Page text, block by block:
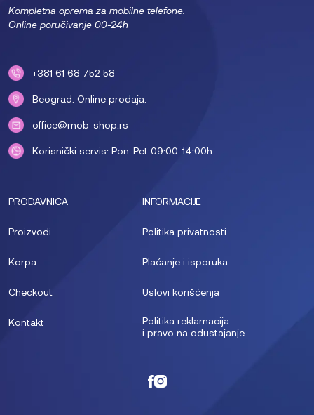
Kompletna oprema za mobilne telefone.
Online poručivanje 00-24h
+381 61 68 752 58
Beograd. Online prodaja.
office@mob-shop.rs
Korisnički servis: Pon-Pet 09:00-14:00h
PRODAVNICA
Proizvodi
Korpa
Checkout
Kontakt
INFORMACIJE
Politika privatnosti
Plaćanje i isporuka
Uslovi korišćenja
Politika reklamacija
i pravo na odustajanje